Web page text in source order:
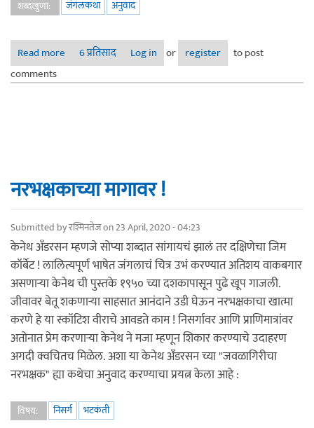
शब्दखुणा:
जंगलकथा अनुवाद
Read more about नरभक्षकाच्या मागावर ! - भाग २
6 प्रतिसाद Log in or register
to post
comments
नरभक्षकाच्या मागावर !
Submitted byरश्मिनतेजon 23 April, 2020 - 04:23
केनेथ अँडरसन म्हणजे सोप्या शब्दात सांगायचं झालं तर दक्षिणेचा जिम
कॉर्बेट ! लालित्यपूर्ण भाषेत जंगलाचं चित्र उभं करण्यात अतिशय वाकबगार
असणाऱ्या केनेथ ची पुस्तके १९५० च्या दशकापासून पुढे खूप गाजली.
जीवावर बेतू शकणाऱ्या साहसात आनंदाने उडी घेऊन नरभक्षकाचा खात्मा
करणे हे या स्कॉटिश वीराचे आवडते काम ! निसर्गावर आणि प्राणिमात्रांवर
अतोनात प्रेम करणाऱ्या केनेथ ने मजा म्हणून शिकार करण्याचे उदाहरण
अगदी क्वचितच मिळेल. अशा या केनेथ अँडरसन च्या "जवळागिरीचा
नरभक्षक" ह्या कथेचा अनुवाद करण्याचा प्रयत्न केला आहे :
विषय: निसर्ग
भटकंती